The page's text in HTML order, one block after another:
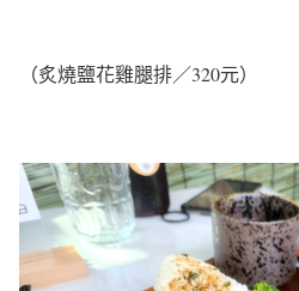
（炙燒鹽花雞腿排／320元）